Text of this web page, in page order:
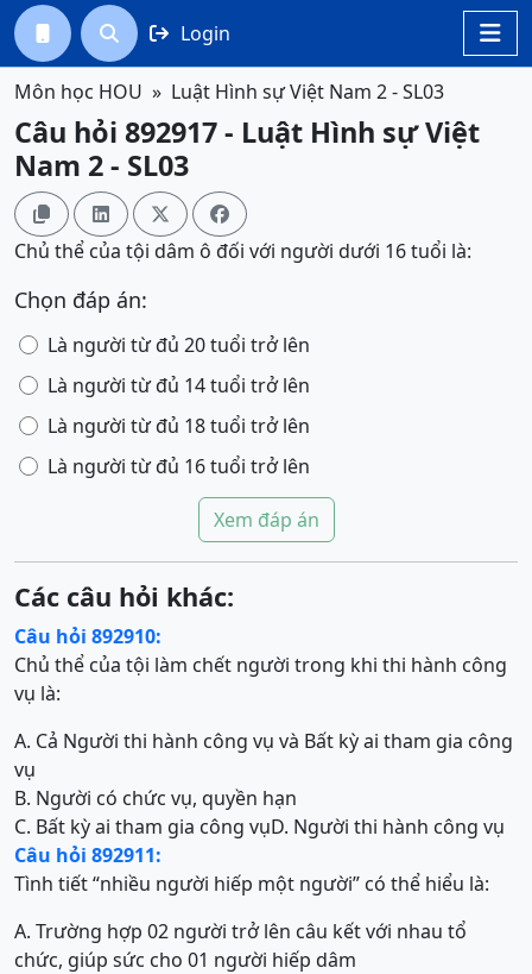

  Login
Môn học HOU Luật Hình sự Việt Nam 2 - SL03
Câu hỏi 892917 - Luật Hình sự Việt
Nam 2 - SL03
   
Chủ thể của tội dâm ô đối với người dưới 16 tuổi là:
Chọn đáp án:
Là người từ đủ 20 tuổi trở lên
Là người từ đủ 14 tuổi trở lên
Là người từ đủ 18 tuổi trở lên
Là người từ đủ 16 tuổi trở lên
Xem đáp án
Các câu hỏi khác:
Câu hỏi 892910:
Chủ thể của tội làm chết người trong khi thi hành công
vụ là:
A. Cả Người thi hành công vụ và Bất kỳ ai tham gia công
vụ
B. Người có chức vụ, quyền hạn
C. Bất kỳ ai tham gia công vụD. Người thi hành công vụ
Câu hỏi 892911:
Tình tiết “nhiều người hiếp một người” có thể hiểu là:
A. Trường hợp 02 người trở lên câu kết với nhau tổ
chức, giúp sức cho 01 người hiếp dâm